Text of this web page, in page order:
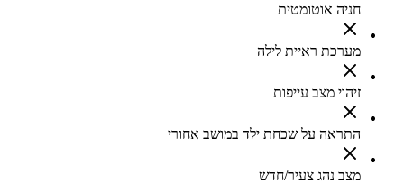
חניה אוטומטית
מערכת ראיית לילה
זיהוי מצב עייפות
התראה על שכחת ילד במושב אחורי
מצב נהג צעיר/חדש